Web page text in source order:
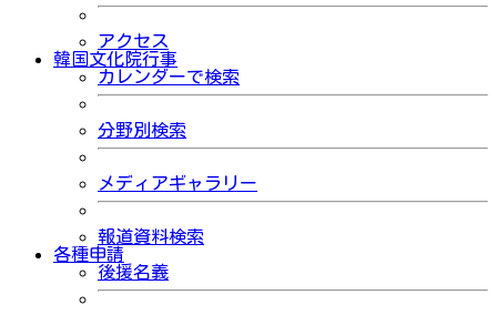
アクセス
韓国文化院行事
カレンダーで検索
分野別検索
メディアギャラリー
報道資料検索
各種申請
後援名義